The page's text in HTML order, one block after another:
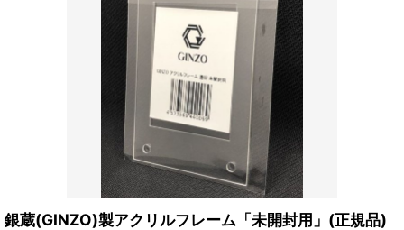
銀蔵(GINZO)製アクリルフレーム「未開封用」(正規品)